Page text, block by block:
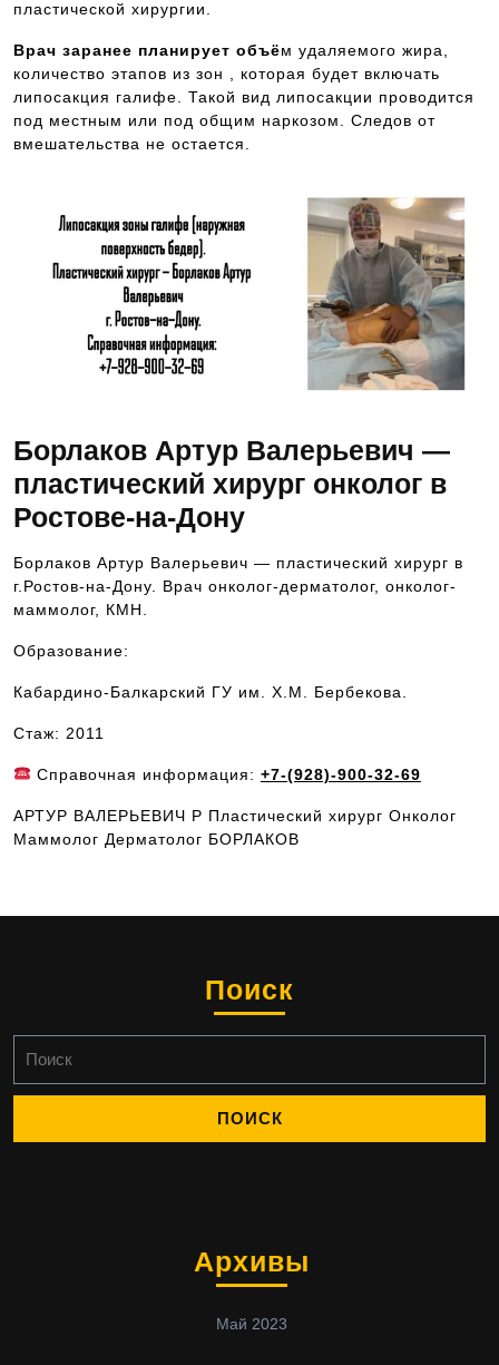
пластической хирургии.
Врач заранее планирует объём удаляемого жира,
количество этапов из зон , которая будет включать
липосакция галифе. Такой вид липосакции проводится
под местным или под общим наркозом. Следов от
вмешательства не остается.
Борлаков Артур Валерьевич —
пластический хирург онколог в
Ростове-на-Дону
Борлаков Артур Валерьевич — пластический хирург в
г.Ростов-на-Дону. Врач онколог-дерматолог, онколог-
маммолог, КМН.
Образование:
Кабардино-Балкарский ГУ им. Х.М. Бербекова.
Стаж: 2011
Справочная информация: +7-(928)-900-32-69
АРТУР ВАЛЕРЬЕВИЧ Р Пластический хирург Онколог
Маммолог Дерматолог БОРЛАКОВ
Поиск
Архивы
Май 2023